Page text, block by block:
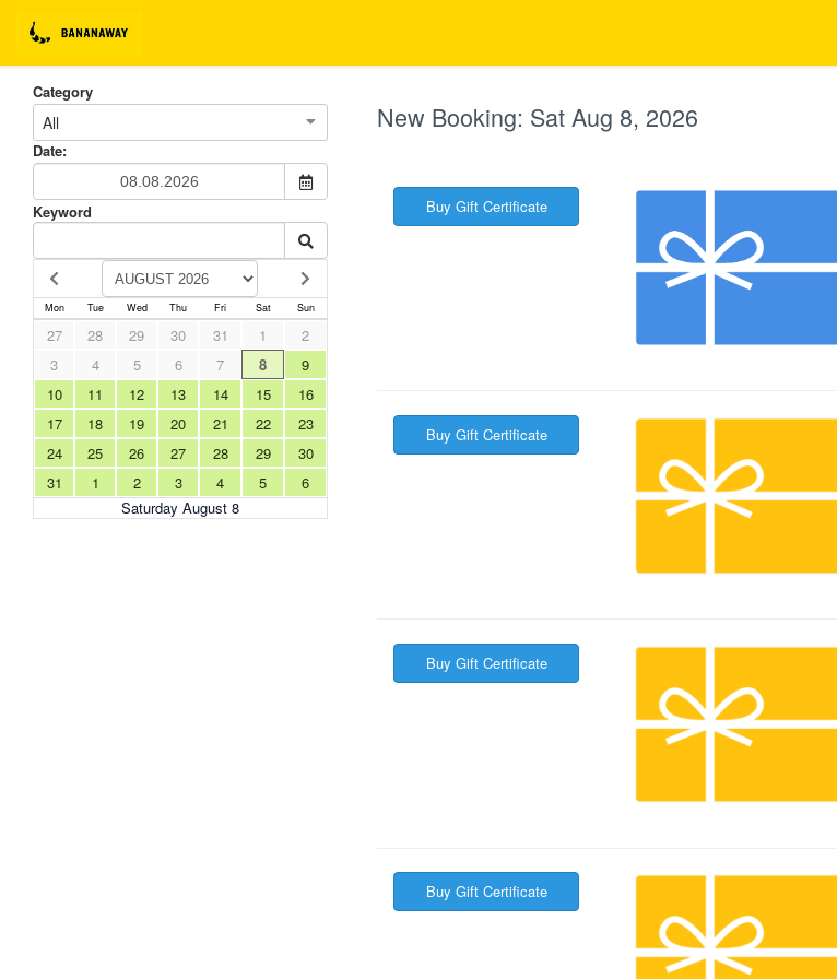
Category
All
Date:
Keyword
Mon Tue Wed Thu Fri Sat Sun
Saturday August 8
27 28 29 30 31 1
2
3
4 5 6 7 8
9
10
11 12 13 14 15
16
17
18 19 20 21 22
23
24
25 26 27 28 29
30
31
1 2 3 4 5 6
New Booking: Sat Aug 8, 2026
Buy Gift Certificate
Buy Gift Certificate
Buy Gift Certificate
Buy Gift Certificate